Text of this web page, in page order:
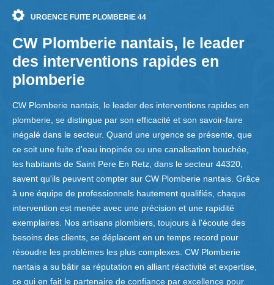
URGENCE FUITE PLOMBERIE 44
CW Plomberie nantais, le leader
des interventions rapides en
plomberie
CW Plomberie nantais, le leader des interventions rapides en
plomberie, se distingue par son efficacité et son savoir-faire
inégalé dans le secteur. Quand une urgence se présente, que
ce soit une fuite d'eau inopinée ou une canalisation bouchée,
les habitants de Saint Pere En Retz, dans le secteur 44320,
savent qu'ils peuvent compter sur CW Plomberie nantais. Grâce
à une équipe de professionnels hautement qualifiés, chaque
intervention est menée avec une précision et une rapidité
exemplaires. Nos artisans plombiers, toujours à l'écoute des
besoins des clients, se déplacent en un temps record pour
résoudre les problèmes les plus complexes. CW Plomberie
nantais a su bâtir sa réputation en alliant réactivité et expertise,
ce qui en fait le partenaire de confiance par excellence pour